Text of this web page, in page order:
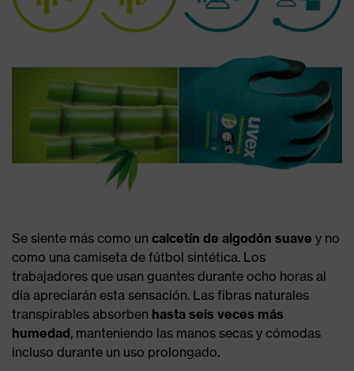
Se siente más como un calcetín de algodón suave y no
como una camiseta de fútbol sintética. Los
trabajadores que usan guantes durante ocho horas al
día apreciarán esta sensación. Las fibras naturales
transpirables absorben hasta seis veces más
humedad, manteniendo las manos secas y cómodas
incluso durante un uso prolongado.